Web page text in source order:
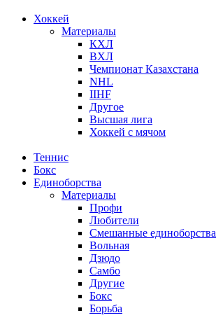
Хоккей
Материалы
КХЛ
ВХЛ
Чемпионат Казахстана
NHL
IIHF
Другое
Высшая лига
Хоккей с мячом
Теннис
Бокс
Единоборства
Материалы
Профи
Любители
Смешанные единоборства
Вольная
Дзюдо
Самбо
Другие
Бокс
Борьба